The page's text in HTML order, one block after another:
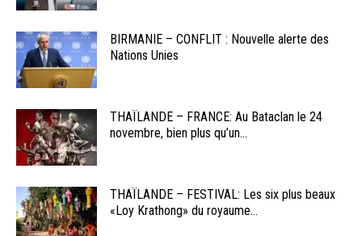
BIRMANIE – CONFLIT : Nouvelle alerte des
Nations Unies
THAÏLANDE – FRANCE: Au Bataclan le 24
novembre, bien plus qu’un...
THAÏLANDE – FESTIVAL: Les six plus beaux
«Loy Krathong» du royaume...